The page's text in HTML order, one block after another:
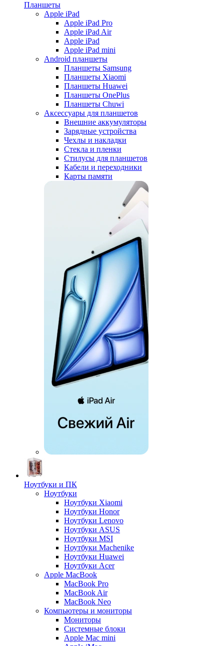
Планшеты
Apple iPad
Apple iPad Pro
Apple iPad Air
Apple iPad
Apple iPad mini
Android планшеты
Планшеты Samsung
Планшеты Xiaomi
Планшеты Huawei
Планшеты OnePlus
Планшеты Chuwi
Аксессуары для планшетов
Внешние аккумуляторы
Зарядные устройства
Чехлы и накладки
Стекла и пленки
Стилусы для планшетов
Кабели и переходники
Карты памяти
Ноутбуки и ПК
Ноутбуки
Ноутбуки Xiaomi
Ноутбуки Honor
Ноутбуки Lenovo
Ноутбуки ASUS
Ноутбуки MSI
Ноутбуки Machenike
Ноутбуки Huawei
Ноутбуки Acer
Apple MacBook
MacBook Pro
MacBook Air
MacBook Neo
Компьютеры и мониторы
Мониторы
Системные блоки
Apple Mac mini